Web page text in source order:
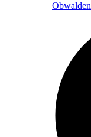
Obwalden